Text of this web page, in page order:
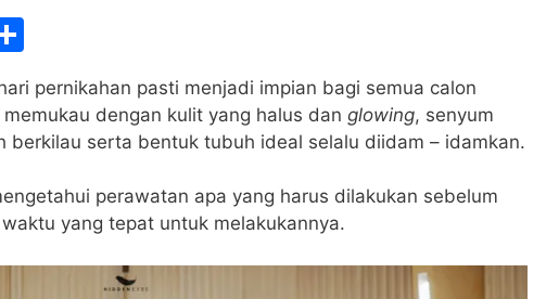
ar
e
pernikahan pasti menjadi impian bagi semua calon
dengan kulit yang halus dan glowing, senyum
berkilau serta bentuk tubuh ideal selalu diidam – idamkan.
perawatan apa yang harus dilakukan sebelum
yang tepat untuk melakukannya.